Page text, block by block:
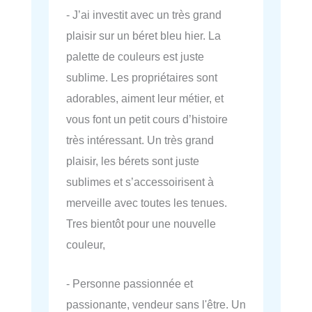
- J’ai investit avec un très grand
plaisir sur un béret bleu hier. La
palette de couleurs est juste
sublime. Les propriétaires sont
adorables, aiment leur métier, et
vous font un petit cours d’histoire
très intéressant. Un très grand
plaisir, les bérets sont juste
sublimes et s’accessoirisent à
merveille avec toutes les tenues.
Tres bientôt pour une nouvelle
couleur,
- Personne passionnée et
passionante, vendeur sans l'être. Un